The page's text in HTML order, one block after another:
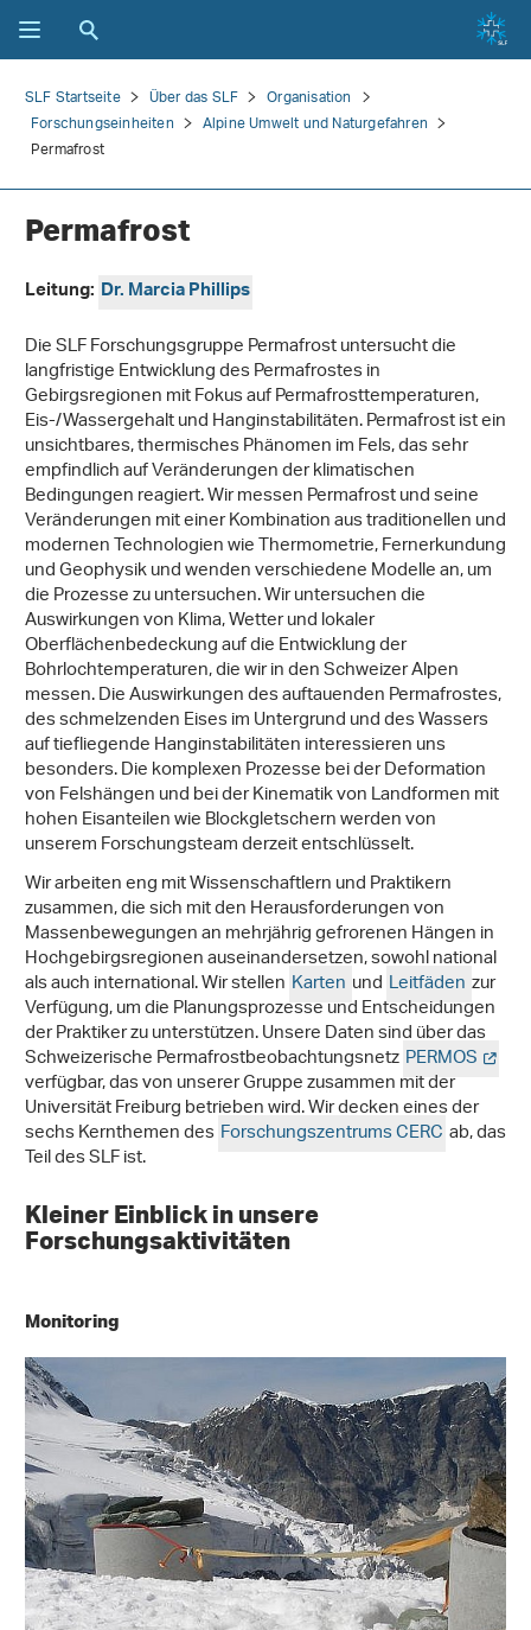
SLF Startseite Über das SLF
Organisation
Forschungseinheiten
Alpine Umwelt und Naturgefahren
Permafrost
Permafrost
Leitung: Dr. Marcia Phillips
Die SLF Forschungsgruppe Permafrost untersucht die
langfristige Entwicklung des Permafrostes in
Gebirgsregionen mit Fokus auf Permafrosttemperaturen,
Eis-/Wassergehalt und Hanginstabilitäten. Permafrost ist ein
unsichtbares, thermisches Phänomen im Fels, das sehr
empfindlich auf Veränderungen der klimatischen
Bedingungen reagiert. Wir messen Permafrost und seine
Veränderungen mit einer Kombination aus traditionellen und
modernen Technologien wie Thermometrie, Fernerkundung
und Geophysik und wenden verschiedene Modelle an, um
die Prozesse zu untersuchen. Wir untersuchen die
Auswirkungen von Klima, Wetter und lokaler
Oberflächenbedeckung auf die Entwicklung der
Bohrlochtemperaturen, die wir in den Schweizer Alpen
messen. Die Auswirkungen des auftauenden Permafrostes,
des schmelzenden Eises im Untergrund und des Wassers
auf tiefliegende Hanginstabilitäten interessieren uns
besonders. Die komplexen Prozesse bei der Deformation
von Felshängen und bei der Kinematik von Landformen mit
hohen Eisanteilen wie Blockgletschern werden von
unserem Forschungsteam derzeit entschlüsselt.
Wir arbeiten eng mit Wissenschaftlern und Praktikern
zusammen, die sich mit den Herausforderungen von
Massenbewegungen an mehrjährig gefrorenen Hängen in
Hochgebirgsregionen auseinandersetzen, sowohl national
als auch international. Wir stellen Karten und Leitfädenzur
Verfügung, um die Planungsprozesse und Entscheidungen
der Praktiker zu unterstützen. Unsere Daten sind über das
Schweizerische PermafrostbeobachtungsnetzPERMOS
verfügbar, das von unserer Gruppe zusammen mit der
Universität Freiburg betrieben wird. Wir decken eines der
sechs Kernthemen desForschungszentrums CERCab, das
Teil des SLF ist.
Kleiner Einblick in unsere
Forschungsaktivitäten
Monitoring